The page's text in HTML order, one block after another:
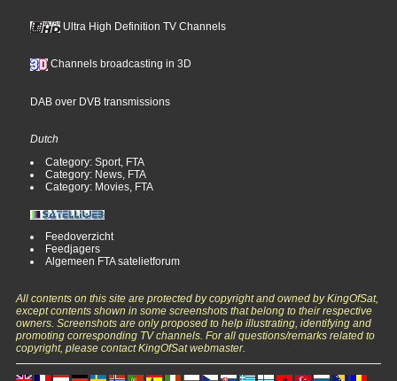
Ultra High Definition TV Channels
Channels broadcasting in 3D
DAB over DVB transmissions
Dutch
Category: Sport, FTA
Category: News, FTA
Category: Movies, FTA
Feedoverzicht
Feedjagers
Algemeen FTA satelietforum
All contents on this site are protected by copyright and owned by KingOfSat,
except contents shown in some screenshots that belong to their respective
owners. Screenshots are only proposed to help illustrating, identifying and
promoting corresponding TV channels. For all questions/remarks related to
copyright, please contact KingOfSat webmaster.